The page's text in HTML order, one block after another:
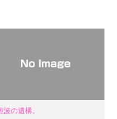
波の遺構。